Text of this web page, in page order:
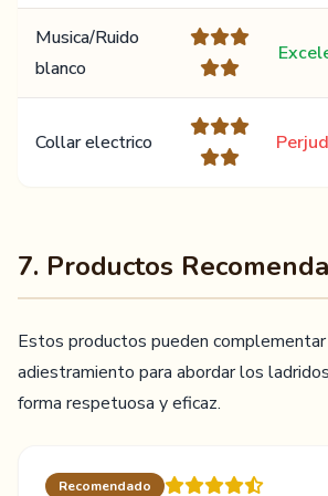
Musica/Ruido
blanco
Collar electrico
7. Productos
Estos productos pueden
adiestramiento para abordar los
forma respetuosa y eficaz.
Recomendado